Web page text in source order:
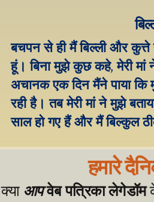
बचपन से ही मैं बिल्ली और
हूं। बिना मुझे कुछ कहे, मेरी मां
अचानक एक दिन मैंने पाया कि
रही है। तब मेरी मां ने मुझे
साल हो गए हैं और मैं बिल्कुल
हमारे
क्या आपवेब पत्रिका लेगेडॉम